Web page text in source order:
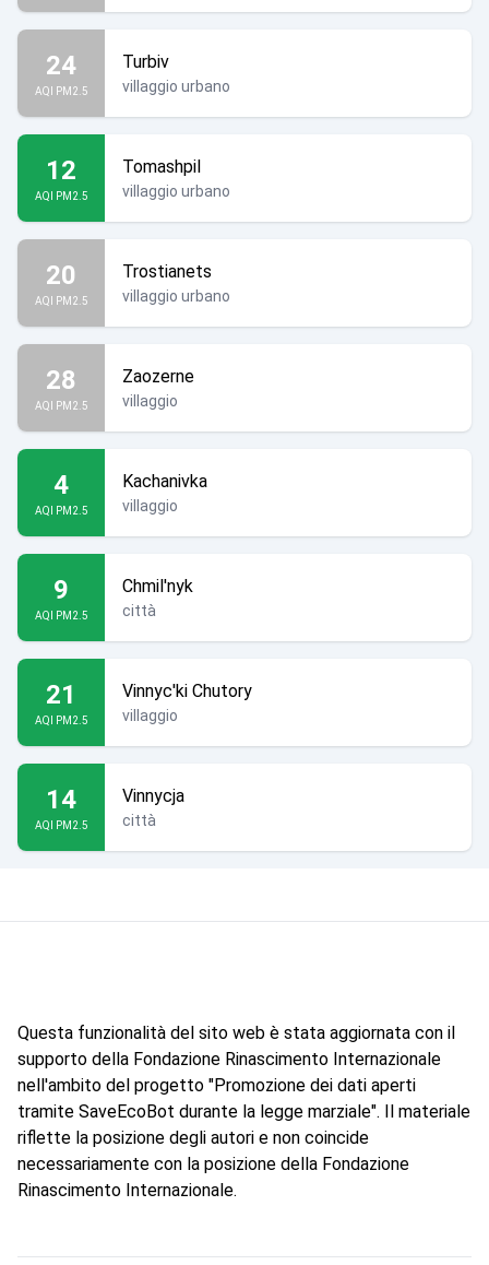
24
AQI PM2.5
Turbiv
villaggio urbano
12
AQI PM2.5
Tomashpil
villaggio urbano
20
AQI PM2.5
Trostianets
villaggio urbano
28
AQI PM2.5
Zaozerne
villaggio
4
AQI PM2.5
Kachanivka
villaggio
9
AQI PM2.5
Chmil'nyk
città
21
AQI PM2.5
Vinnyc'ki Chutory
villaggio
14
AQI PM2.5
Vinnycja
città
Questa funzionalità del sito web è stata aggiornata con il
supporto della Fondazione Rinascimento Internazionale
nell'ambito del progetto "Promozione dei dati aperti
tramite SaveEcoBot durante la legge marziale". Il materiale
riflette la posizione degli autori e non coincide
necessariamente con la posizione della Fondazione
Rinascimento Internazionale.